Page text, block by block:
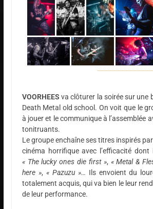
VOORHEES va clôturer la soirée sur une
Death Metal old school. On voit que le
à jouer et le communique à l’assemblée
tonitruants.
Le groupe enchaîne ses titres inspirés
cinéma horrifique avec l’efficacité
« The lucky ones die first », « Metal &
here », « Pazuzu »… Ils envoient du
totalement acquis, qui va bien le leur
de leur performance.